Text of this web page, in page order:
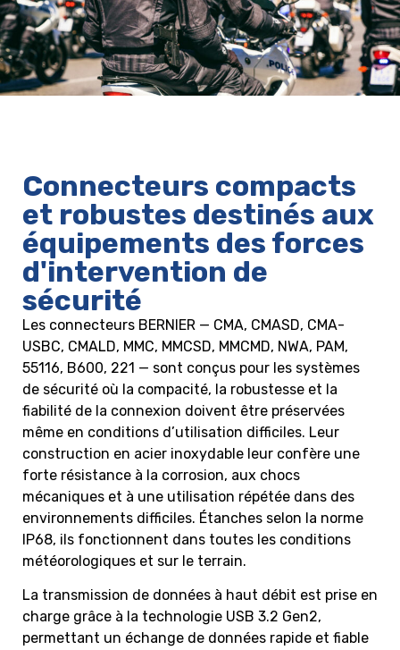
Connecteurs compacts
et robustes destinés aux
équipements des forces
d'intervention de
sécurité
Les connecteurs BERNIER — CMA, CMASD, CMA-
USBC, CMALD, MMC, MMCSD, MMCMD, NWA, PAM,
55116, B600, 221 — sont conçus pour les systèmes
de sécurité où la compacité, la robustesse et la
fiabilité de la connexion doivent être préservées
même en conditions d’utilisation difficiles. Leur
construction en acier inoxydable leur confère une
forte résistance à la corrosion, aux chocs
mécaniques et à une utilisation répétée dans des
environnements difficiles. Étanches selon la norme
IP68, ils fonctionnent dans toutes les conditions
météorologiques et sur le terrain.
La transmission de données à haut débit est prise en
charge grâce à la technologie USB 3.2 Gen2,
permettant un échange de données rapide et fiable